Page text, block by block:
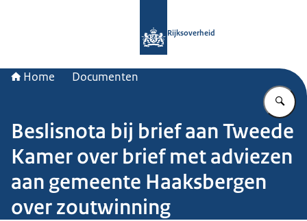
Rijksoverheid
Home Documenten
Beslisnota bij brief aan Tweede
Kamer over brief met adviezen
aan gemeente Haaksbergen
over zoutwinning